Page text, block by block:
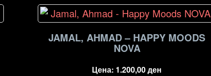
JAMAL, AHMAD – HAPPY MOODS
NOVA
Цена: 1.200,00ден